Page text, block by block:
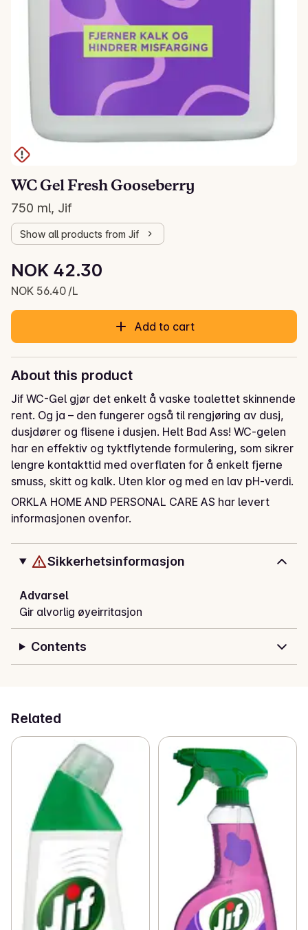
WC Gel Fresh Gooseberry
750 ml, Jif
Show all products from Jif
Current price is: NOK 42.30
NOK 42.30
NOK 56.40 /L
Unit price: NOK 56.40 /L
Add to cart
About this product
Jif WC-Gel gjør det enkelt å vaske toalettet skinnende
rent. Og ja – den fungerer også til rengjøring av dusj,
dusjdører og flisene i dusjen. Helt Bad Ass! WC-gelen
har en effektiv og tyktflytende formulering, som sikrer
lengre kontakttid med overflaten for å enkelt fjerne
smuss, skitt og kalk. Uten klor og med en lav pH-verdi.
Frisk duft av grønne stikkelsbær.
ORKLA HOME AND PERSONAL CARE AS har levert
informasjonen ovenfor.
Sikkerhetsinformasjon
Advarsel
Gir alvorlig øyeirritasjon
Contents
Related